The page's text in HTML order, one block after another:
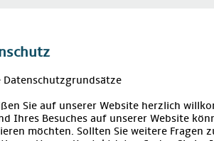
Datenschutzgrundsätze
Sie auf unserer Website herzlich
Ihres Besuches auf unserer Website
möchten. Sollten Sie weitere Fragen